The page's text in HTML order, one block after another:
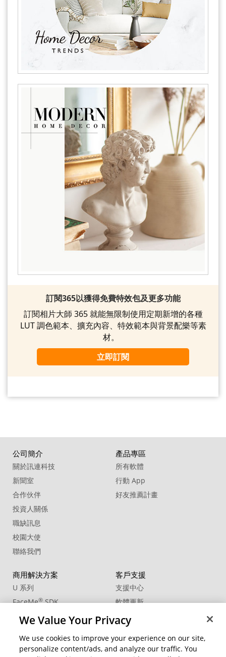
訂閱365以獲得免費特效包及更多功能
訂閱相片大師 365 就能無限制使用定期新增的各種
LUT 調色範本、擴充內容、特效範本與背景配樂等素
材。
立即訂閱
公司簡介
關於訊連科技
新聞室
合作伙伴
投資人關係
職缺訊息
校園大使
聯絡我們
產品專區
所有軟體
行動 App
好友推薦計畫
商用解決方案
U 系列
FaceMe®SDK
客戶支援
支援中心
軟體更新
教學中心
CCP國際專業認證
社群資源 變更地區
We Value Your Privacy
We use cookies to improve your experience on our site,
personalize content/ads, and analyze our traffic. You